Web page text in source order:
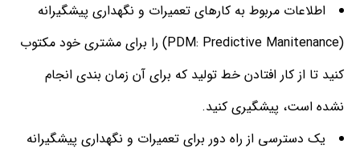
اطلاعات مربوط به کارهای تعمیرات و نگهداری پیشگیرانه
(PDM: Predictive Manitenance) را برای مشتری خود مکتوب
کنید تا از کار افتادن خط تولید که برای آن زمان بندی انجام
نشده است، پیشگیری کنید.
یک دسترسی از راه دور برای تعمیرات و نگهداری پیشگیرانه